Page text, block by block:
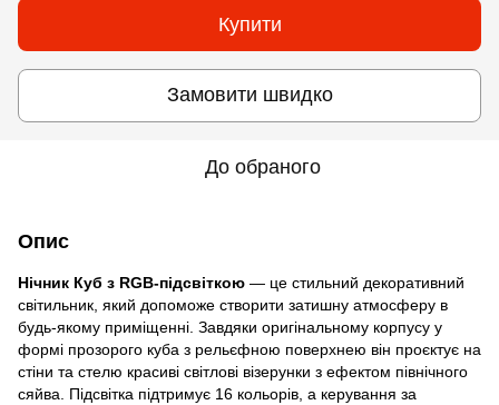
Купити
Замовити швидко
До обраного
Опис
Нічник Куб з RGB-підсвіткою — це стильний декоративний
світильник, який допоможе створити затишну атмосферу в
будь-якому приміщенні. Завдяки оригінальному корпусу у
формі прозорого куба з рельєфною поверхнею він проєктує на
стіни та стелю красиві світлові візерунки з ефектом північного
сяйва. Підсвітка підтримує 16 кольорів, а керування за